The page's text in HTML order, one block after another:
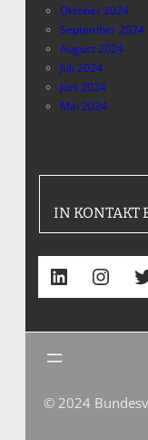
Oktober 2024
September 2024
August 2024
Juli 2024
Juni 2024
Mai 2024
IN KONTAKT
LinkedIn Instagram Twitter
© 2024